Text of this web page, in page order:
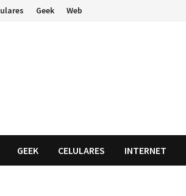
Geek Web
GEEK CELULARES INTERNET